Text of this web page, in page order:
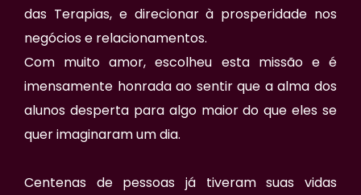
das Terapias, e direcionar à prosperidade nos
negócios e relacionamentos.
Com muito amor, escolheu esta missão e é
imensamente honrada ao sentir que a alma dos
alunos desperta para algo maior do que eles se
quer imaginaram um dia.
Centenas de pessoas já tiveram suas vidas